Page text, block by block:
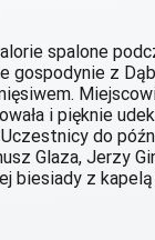
spalone
gospodynie z
i pięknie
do
Glaza, Jerzy
biesiady z